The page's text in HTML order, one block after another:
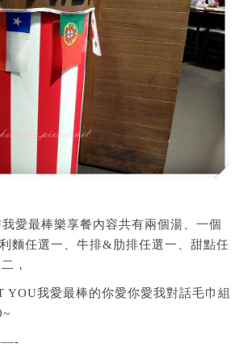
愛最棒樂享餐內容共有兩個湯、一個
麵任選一、牛排&肋排任選一、甜點任
，
YOU我愛最棒的你愛你愛我對話毛巾組